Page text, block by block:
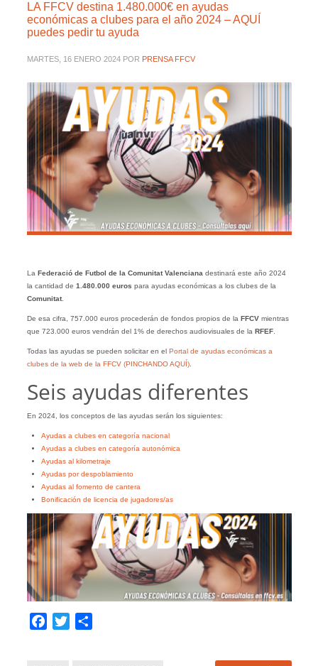
LA FFCV destina 1.480.000€ en ayudas
económicas a clubes para el año 2024 – AQUÍ
puedes pedir tu ayuda
MARTES, 16 ENERO 2024 POR PRENSA FFCV
La Federació de Futbol de la Comunitat Valenciana destinará este año 2024
la cantidad de 1.480.000 euros para ayudas económicas a los clubes de la
Comunitat.
De esa cifra, 757.000 euros procederán de fondos propios de la FFCVmientras
que 723.000 euros vendrán del 1% de derechos audiovisuales de la RFEF.
Todas las ayudas se pueden solicitar en el Portal de ayudas económicas a
clubes de la web de la FFCV (PINCHANDO AQUÍ).
Seis ayudas diferentes
En 2024, los conceptos de las ayudas serán los siguientes:
Ayudas a clubes en categoría nacional
Ayudas a clubes en categoría autonómica
Ayudas al kilometraje
Ayudas por despoblamiento
Ayudas al fomento de cantera
Bonificación de licencia de jugadores/as
Facebook
Twitter